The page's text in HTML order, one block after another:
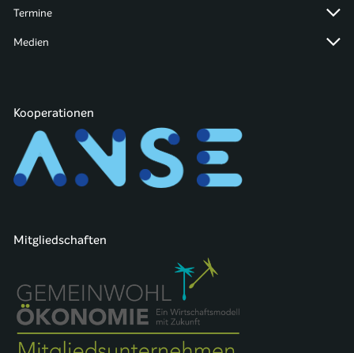
Termine
Medien
Kooperationen
Mitgliedschaften